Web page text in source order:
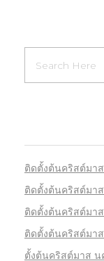
ติดตั้งต้นคริสต์มา
ติดตั้งต้นคริสต์มา
ติดตั้งต้นคริสต์มา
ติดตั้งต้นคริสต์มา
ตั้งต้นคริสต์มาส น